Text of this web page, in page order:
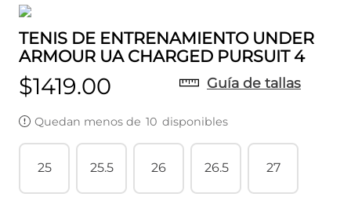
TENIS DE ENTRENAMIENTO UNDER
ARMOUR UA CHARGED PURSUIT 4
$1419.00 Guía de tallas
Quedan menos de 10 disponibles
25 25.5 26 26.5 27